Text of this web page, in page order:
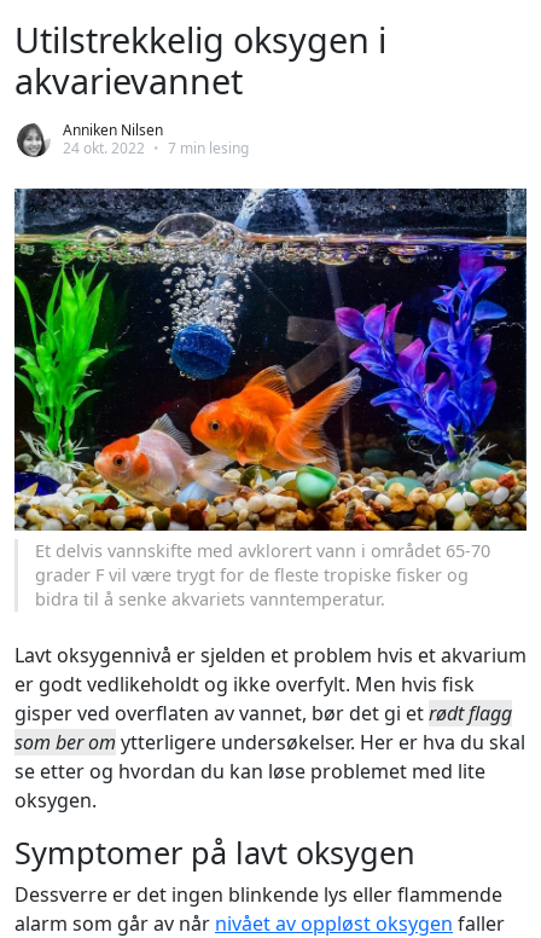
Utilstrekkelig oksygen i
akvarievannet
Anniken Nilsen
24 okt. 2022 • 7 min lesing
Et delvis vannskifte med avklorert vann i området 65-70
grader F vil være trygt for de fleste tropiske fisker og
bidra til å senke akvariets vanntemperatur.
Lavt oksygennivå er sjelden et problem hvis et akvarium
er godt vedlikeholdt og ikke overfylt. Men hvis fisk
gisper ved overflaten av vannet, bør det gi etrødt flagg
som ber om ytterligere undersøkelser. Her er hva du skal
se etter og hvordan du kan løse problemet med lite
oksygen.
Symptomer på lavt oksygen
Dessverre er det ingen blinkende lys eller flammende
alarm som går av når nivået av oppløst oksygen faller